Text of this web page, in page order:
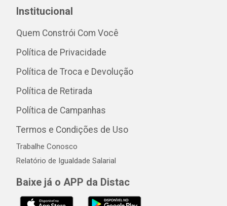
Institucional
Quem Constrói Com Você
Política de Privacidade
Política de Troca e Devolução
Política de Retirada
Política de Campanhas
Termos e Condições de Uso
Trabalhe Conosco
Relatório de Igualdade Salarial
Baixe já o APP da Distac